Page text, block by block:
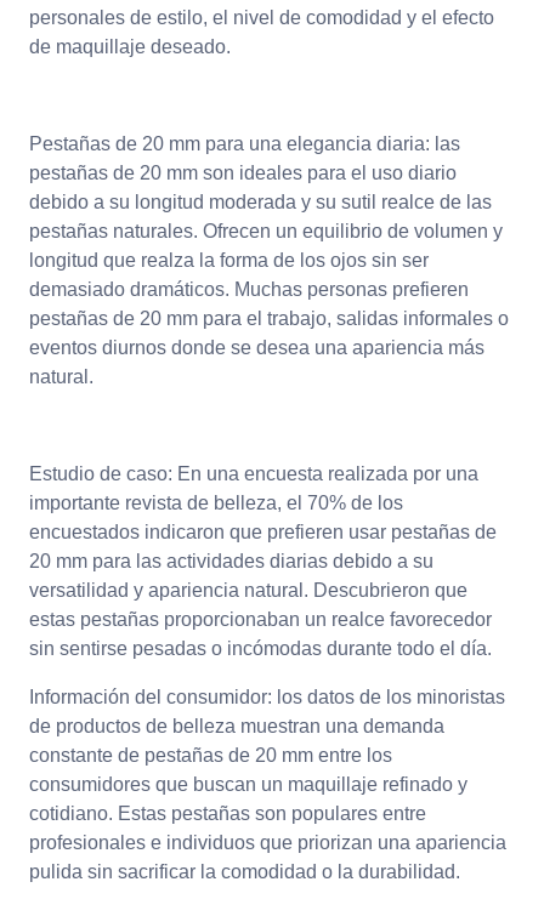
personales de estilo, el nivel de comodidad y el efecto
de maquillaje deseado.
Pestañas de 20 mm para una elegancia diaria: las
pestañas de 20 mm son ideales para el uso diario
debido a su longitud moderada y su sutil realce de las
pestañas naturales. Ofrecen un equilibrio de volumen y
longitud que realza la forma de los ojos sin ser
demasiado dramáticos. Muchas personas prefieren
pestañas de 20 mm para el trabajo, salidas informales o
eventos diurnos donde se desea una apariencia más
natural.
Estudio de caso: En una encuesta realizada por una
importante revista de belleza, el 70% de los
encuestados indicaron que prefieren usar pestañas de
20 mm para las actividades diarias debido a su
versatilidad y apariencia natural. Descubrieron que
estas pestañas proporcionaban un realce favorecedor
sin sentirse pesadas o incómodas durante todo el día.
Información del consumidor: los datos de los minoristas
de productos de belleza muestran una demanda
constante de pestañas de 20 mm entre los
consumidores que buscan un maquillaje refinado y
cotidiano. Estas pestañas son populares entre
profesionales e individuos que priorizan una apariencia
pulida sin sacrificar la comodidad o la durabilidad.